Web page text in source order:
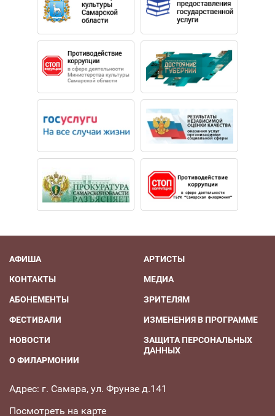
АФИША
КОНТАКТЫ
АБОНЕМЕНТЫ
ФЕСТИВАЛИ
НОВОСТИ
О ФИЛАРМОНИИ
АРТИСТЫ
МЕДИА
ЗРИТЕЛЯМ
ИЗМЕНЕНИЯ В ПРОГРАММЕ
ЗАЩИТА ПЕРСОНАЛЬНЫХ
ДАННЫХ
Адрес: г. Самара, ул. Фрунзе д.141
Посмотреть на карте